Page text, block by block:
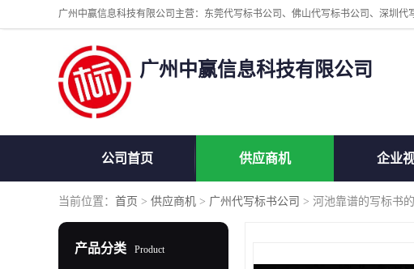
广州中赢信息科技有限公司
公司首页 供应商机 企业
当前位置： 首页 > 供应商机 > 广州代写标书公司 > 河池靠谱的写标书
产品分类 Product